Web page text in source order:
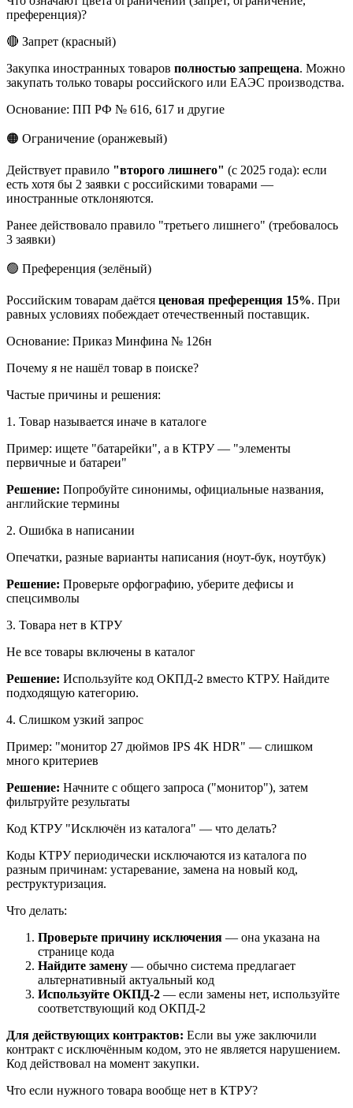
преференция)?
🔴 Запрет (красный)
Закупка иностранных товаров полностью запрещена. Можно
закупать только товары российского или ЕАЭС производства.
Основание: ПП РФ № 616, 617 и другие
🟠 Ограничение (оранжевый)
Действует правило "второго лишнего" (с 2025 года): если
есть хотя бы 2 заявки с российскими товарами —
иностранные отклоняются.
Ранее действовало правило "третьего лишнего" (требовалось
3 заявки)
🟢 Преференция (зелёный)
Российским товарам даётся ценовая преференция 15%. При
равных условиях побеждает отечественный поставщик.
Основание: Приказ Минфина № 126н
Почему я не нашёл товар в поиске?
Частые причины и решения:
1. Товар называется иначе в каталоге
Пример: ищете "батарейки", а в КТРУ — "элементы
первичные и батареи"
Решение: Попробуйте синонимы, официальные названия,
английские термины
2. Ошибка в написании
Опечатки, разные варианты написания (ноут-бук, ноутбук)
Решение: Проверьте орфографию, уберите дефисы и
спецсимволы
3. Товара нет в КТРУ
Не все товары включены в каталог
Решение: Используйте код ОКПД-2 вместо КТРУ. Найдите
подходящую категорию.
4. Слишком узкий запрос
Пример: "монитор 27 дюймов IPS 4K HDR" — слишком
много критериев
Решение: Начните с общего запроса ("монитор"), затем
фильтруйте результаты
Код КТРУ "Исключён из каталога" — что делать?
Коды КТРУ периодически исключаются из каталога по
разным причинам: устаревание, замена на новый код,
реструктуризация.
Что делать:
Проверьте причину исключения — она указана на
странице кода
Найдите замену — обычно система предлагает
альтернативный актуальный код
Используйте ОКПД-2 — если замены нет, используйте
соответствующий код ОКПД-2
Для действующих контрактов: Если вы уже заключили
контракт с исключённым кодом, это не является нарушением.
Код действовал на момент закупки.
Что если нужного товара вообще нет в КТРУ?